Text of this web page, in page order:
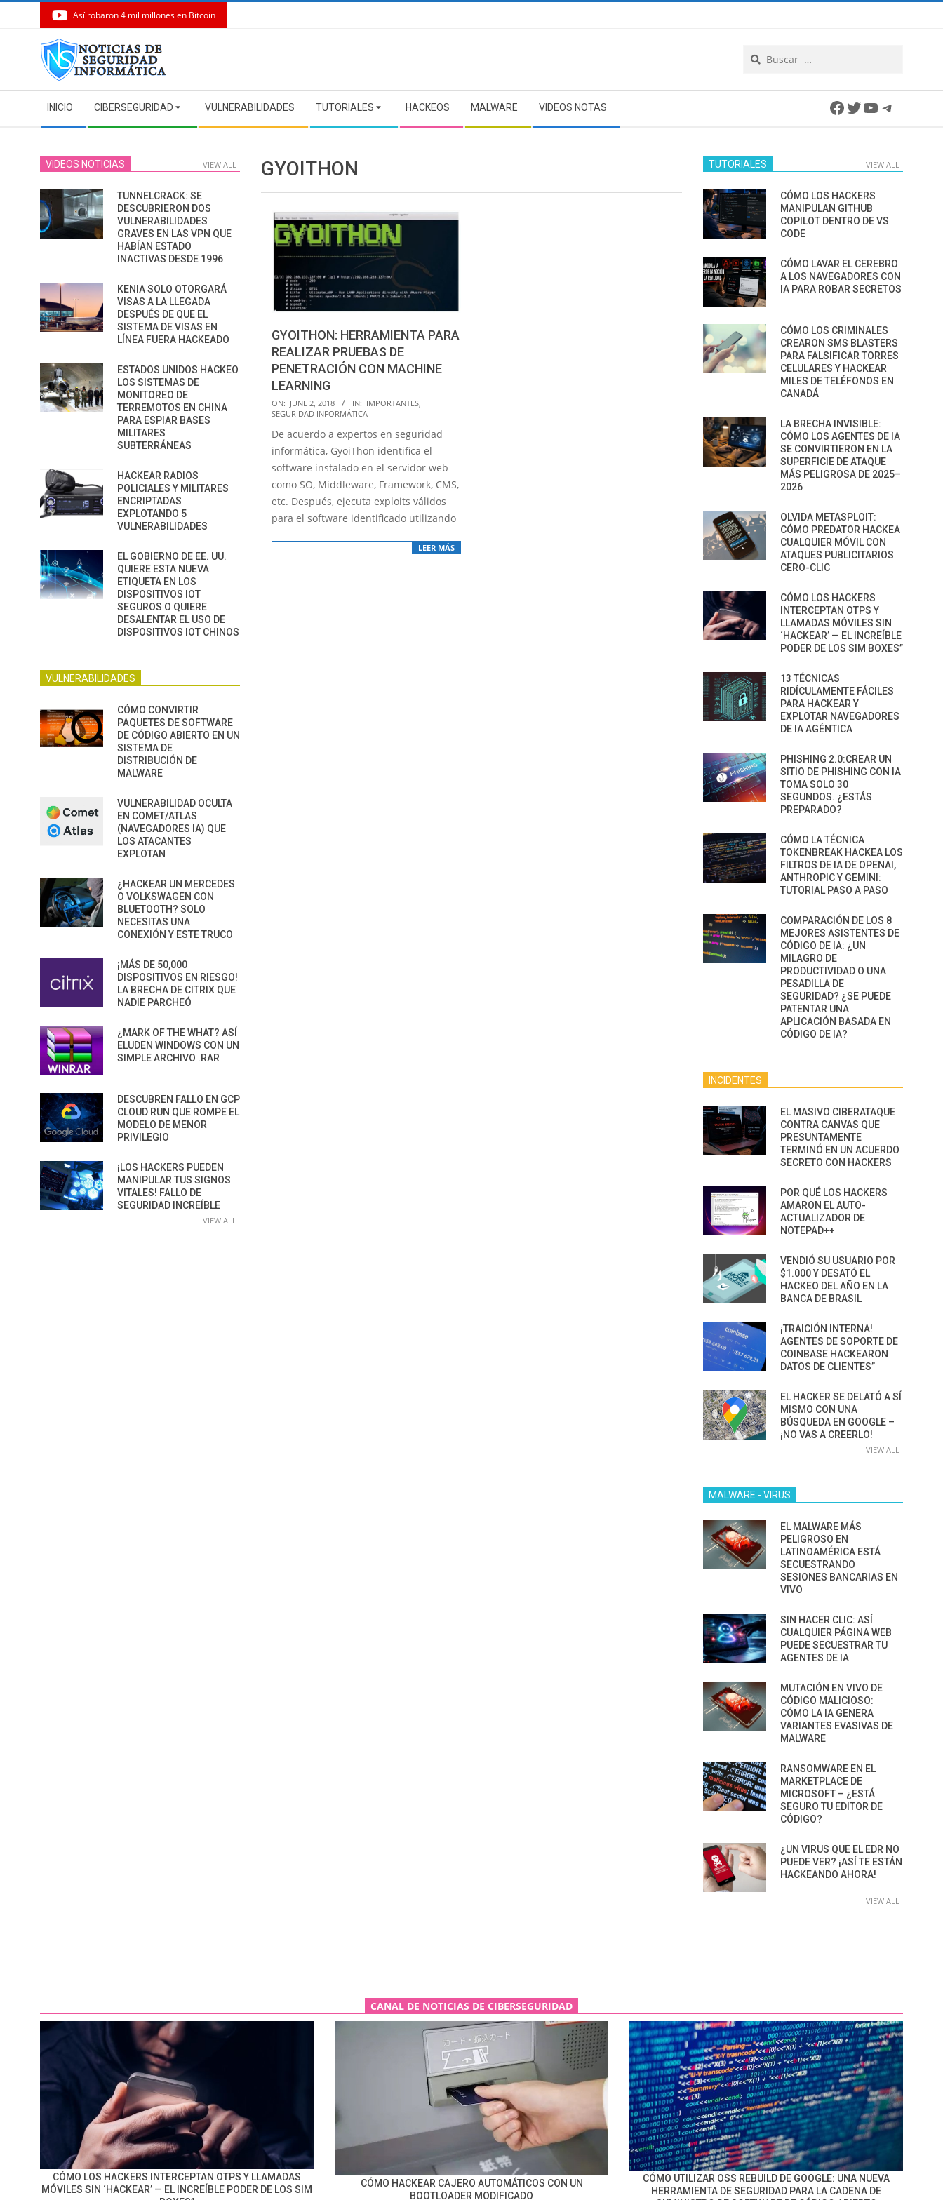
Así robaron 4 mil millones en Bitcoin
Navigation
Menu
INICIO CIBERSEGURIDAD VULNERABILIDADES TUTORIALES HACKEOS MALWARE VIDEOS NOTAS Facebook
Twitter
YouTube
GYOITHON
GYOITHON: HERRAMIENTA PARA
REALIZAR PRUEBAS DE
PENETRACIÓN CON MACHINE
LEARNING
2018-
06-
02
ON: JUNE 2, 2018 IN: IMPORTANTES,
SEGURIDAD INFORMÁTICA
De acuerdo a expertos en seguridad
informática, GyoiThon identifica el
software instalado en el servidor web
como SO, Middleware, Framework, CMS,
etc. Después, ejecuta exploits válidos
para el software identificado utilizando
LEER MÁS
VIDEOS NOTICIAS VIEW ALL
TUNNELCRACK: SE
DESCUBRIERON DOS
VULNERABILIDADES
GRAVES EN LAS VPN QUE
HABÍAN ESTADO
INACTIVAS DESDE 1996
KENIA SOLO OTORGARÁ
VISAS A LA LLEGADA
DESPUÉS DE QUE EL
SISTEMA DE VISAS EN
LÍNEA FUERA HACKEADO
ESTADOS UNIDOS HACKEO
LOS SISTEMAS DE
MONITOREO DE
TERREMOTOS EN CHINA
PARA ESPIAR BASES
MILITARES
SUBTERRÁNEAS
HACKEAR RADIOS
POLICIALES Y MILITARES
ENCRIPTADAS
EXPLOTANDO 5
VULNERABILIDADES
EL GOBIERNO DE EE. UU.
QUIERE ESTA NUEVA
ETIQUETA EN LOS
DISPOSITIVOS IOT
SEGUROS O QUIERE
DESALENTAR EL USO DE
DISPOSITIVOS IOT CHINOS
VULNERABILIDADES
CÓMO CONVIRTIR
PAQUETES DE SOFTWARE
DE CÓDIGO ABIERTO EN UN
SISTEMA DE
DISTRIBUCIÓN DE
MALWARE
VULNERABILIDAD OCULTA
EN COMET/ATLAS
(NAVEGADORES IA) QUE
LOS ATACANTES
EXPLOTAN
¿HACKEAR UN MERCEDES
O VOLKSWAGEN CON
BLUETOOTH? SOLO
NECESITAS UNA
CONEXIÓN Y ESTE TRUCO
¡MÁS DE 50,000
DISPOSITIVOS EN RIESGO!
LA BRECHA DE CITRIX QUE
NADIE PARCHEÓ
¿MARK OF THE WHAT? ASÍ
ELUDEN WINDOWS CON UN
SIMPLE ARCHIVO .RAR
DESCUBREN FALLO EN GCP
CLOUD RUN QUE ROMPE EL
MODELO DE MENOR
PRIVILEGIO
¡LOS HACKERS PUEDEN
MANIPULAR TUS SIGNOS
VITALES! FALLO DE
SEGURIDAD INCREÍBLE
VIEW ALL
TUTORIALES VIEW ALL
CÓMO LOS HACKERS
MANIPULAN GITHUB
COPILOT DENTRO DE VS
CODE
CÓMO LAVAR EL CEREBRO
A LOS NAVEGADORES CON
IA PARA ROBAR SECRETOS
CÓMO LOS CRIMINALES
CREARON SMS BLASTERS
PARA FALSIFICAR TORRES
CELULARES Y HACKEAR
MILES DE TELÉFONOS EN
CANADÁ
LA BRECHA INVISIBLE:
CÓMO LOS AGENTES DE IA
SE CONVIRTIERON EN LA
SUPERFICIE DE ATAQUE
MÁS PELIGROSA DE 2025–
2026
OLVIDA METASPLOIT:
CÓMO PREDATOR HACKEA
CUALQUIER MÓVIL CON
ATAQUES PUBLICITARIOS
CERO-CLIC
CÓMO LOS HACKERS
INTERCEPTAN OTPS Y
LLAMADAS MÓVILES SIN
‘HACKEAR’ — EL INCREÍBLE
PODER DE LOS SIM BOXES”
13 TÉCNICAS
RIDÍCULAMENTE FÁCILES
PARA HACKEAR Y
EXPLOTAR NAVEGADORES
DE IA AGÉNTICA
PHISHING 2.0:CREAR UN
SITIO DE PHISHING CON IA
TOMA SOLO 30
SEGUNDOS. ¿ESTÁS
PREPARADO?
CÓMO LA TÉCNICA
TOKENBREAK HACKEA LOS
FILTROS DE IA DE OPENAI,
ANTHROPIC Y GEMINI:
TUTORIAL PASO A PASO
COMPARACIÓN DE LOS 8
MEJORES ASISTENTES DE
CÓDIGO DE IA: ¿UN
MILAGRO DE
PRODUCTIVIDAD O UNA
PESADILLA DE
SEGURIDAD? ¿SE PUEDE
PATENTAR UNA
APLICACIÓN BASADA EN
CÓDIGO DE IA?
INCIDENTES
EL MASIVO CIBERATAQUE
CONTRA CANVAS QUE
PRESUNTAMENTE
TERMINÓ EN UN ACUERDO
SECRETO CON HACKERS
POR QUÉ LOS HACKERS
AMARON EL AUTO-
ACTUALIZADOR DE
NOTEPAD++
VENDIÓ SU USUARIO POR
$1.000 Y DESATÓ EL
HACKEO DEL AÑO EN LA
BANCA DE BRASIL
¡TRAICIÓN INTERNA!
AGENTES DE SOPORTE DE
COINBASE HACKEARON
DATOS DE CLIENTES”
EL HACKER SE DELATÓ A SÍ
MISMO CON UNA
BÚSQUEDA EN GOOGLE –
¡NO VAS A CREERLO!
VIEW ALL
MALWARE - VIRUS
EL MALWARE MÁS
PELIGROSO EN
LATINOAMÉRICA ESTÁ
SECUESTRANDO
SESIONES BANCARIAS EN
VIVO
SIN HACER CLIC: ASÍ
CUALQUIER PÁGINA WEB
PUEDE SECUESTRAR TU
AGENTES DE IA
MUTACIÓN EN VIVO DE
CÓDIGO MALICIOSO:
CÓMO LA IA GENERA
VARIANTES EVASIVAS DE
MALWARE
RANSOMWARE EN EL
MARKETPLACE DE
MICROSOFT – ¿ESTÁ
SEGURO TU EDITOR DE
CÓDIGO?
¿UN VIRUS QUE EL EDR NO
PUEDE VER? ¡ASÍ TE ESTÁN
HACKEANDO AHORA!
VIEW ALL
CANAL DE NOTICIAS DE CIBERSEGURIDAD
CÓMO LOS HACKERS INTERCEPTAN OTPS Y LLAMADAS
MÓVILES SIN ‘HACKEAR’ — EL INCREÍBLE PODER DE LOS SIM
CÓMO HACKEAR CAJERO AUTOMÁTICOS CON UN
BOOTLOADER MODIFICADO
CÓMO UTILIZAR OSS REBUILD DE GOOGLE: UNA NUEVA
HERRAMIENTA DE SEGURIDAD PARA LA CADENA DE